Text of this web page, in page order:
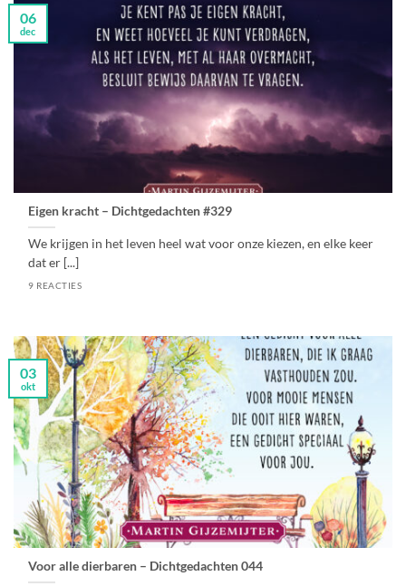
Eigen kracht – Dichtgedachten #329
We krijgen in het leven heel wat voor onze kiezen, en elke keer
dat er [...]
9 REACTIES
06
dec
Voor alle dierbaren – Dichtgedachten 044
03
okt